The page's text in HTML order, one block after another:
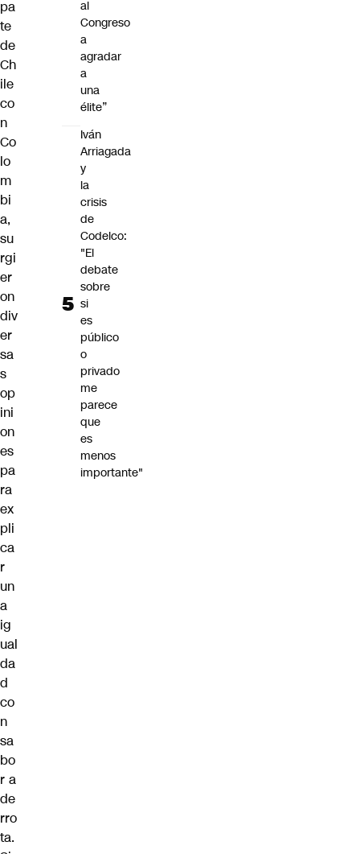
pa
te
de
Ch
ile
co
n
Co
lo
m
bi
a,
su
rgi
er
on
div
er
sa
s
op
ini
on
es
pa
ra
ex
pli
ca
r
un
a
ig
ual
da
d
co
n
sa
bo
r a
de
rro
ta.
al
Congreso
a
agradar
a
una
élite”
Iván
Arriagada
y
la
crisis
de
Codelco:
"El
debate
sobre
si
es
público
o
privado
me
parece
que
es
menos
importante"